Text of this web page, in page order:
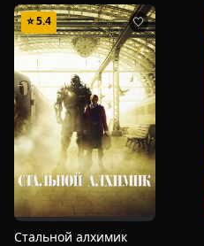
⭐5.4 🤍
Стальной алхимик